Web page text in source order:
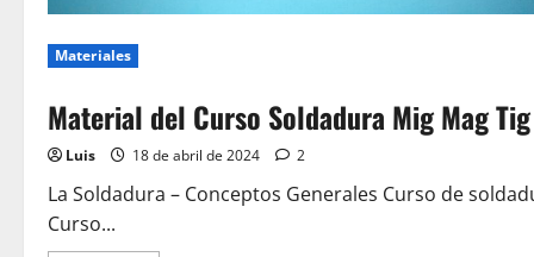
Materiales
Material del Curso Soldadura Mig Mag Tig
Luis 18 de abril de 2024 2
La Soldadura – Conceptos Generales Curso de
Curso...